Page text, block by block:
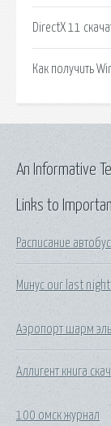
DirectX 11
Как получить
Links to
Расписание
Минус our last
Аэропорт шарм
Аллигент книга
100 омск журнал
An Informative